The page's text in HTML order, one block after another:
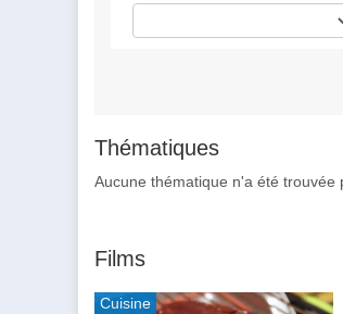
Thématiques
Aucune thématique n'a été trouvée
Films
Cuisine